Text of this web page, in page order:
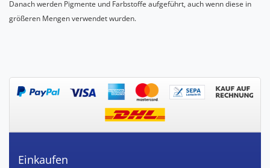
Danach werden Pigmente und Farbstoffe aufgeführt, auch wenn diese in
größeren Mengen verwendet wurden.
Einkaufen